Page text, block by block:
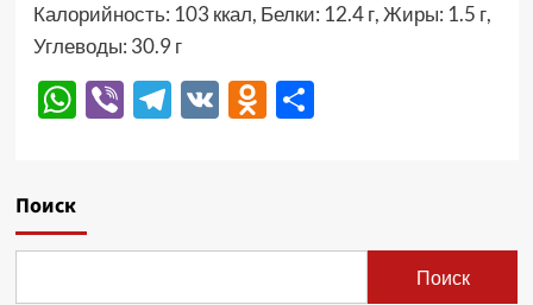
Калорийность: 103 ккал, Белки: 12.4 г, Жиры: 1.5 г,
Углеводы: 30.9 г
WhatsApp
ViberTelegram
VKOdnoklassniki
Отправить
Поиск
Поиск